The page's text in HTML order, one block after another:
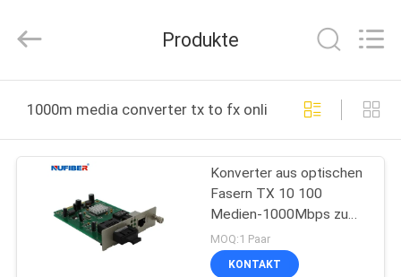
PRODUKTE
ÜBER
Rights
by
Produkte
1000m media converter tx to fx online manufacture
Konverter aus optischen
Fasern TX 10 100
Medien-1000Mbps zu
FX-Monomode- Bidi Sc
MOQ:1 Paar
KONTAKT